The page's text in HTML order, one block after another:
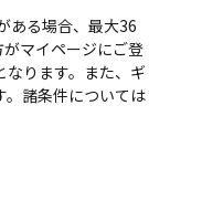
ある場合、最大36
マイページにご登
ります。また、ギ
。諸条件については